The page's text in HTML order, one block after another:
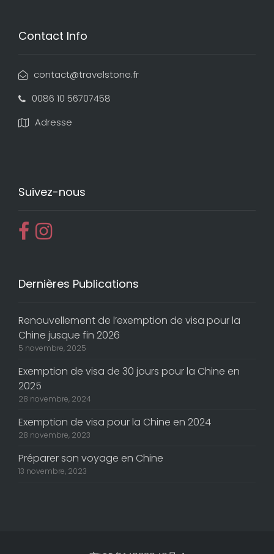
Contact Info
contact@travelstone.fr
0086 10 56707458
Adresse
Suivez-nous
Dernières Publications
Renouvellement de l’exemption de visa pour la
Chine jusque fin 2026
5 novembre, 2025
Exemption de visa de 30 jours pour la Chine en
2025
28 novembre, 2024
Exemption de visa pour la Chine en 2024
28 novembre, 2023
Préparer son voyage en Chine
13 novembre, 2023